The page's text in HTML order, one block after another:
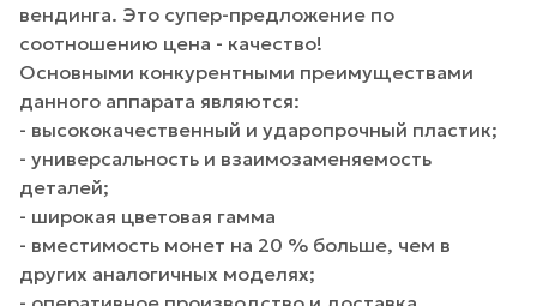
вендинга. Это супер-предложение по
соотношению цена - качество!
Основными конкурентными преимуществами
данного аппарата являются:
- высококачественный и ударопрочный пластик;
- универсальность и взаимозаменяемость
деталей;
- широкая цветовая гамма
- вместимость монет на 20 % больше, чем в
других аналогичных моделях;